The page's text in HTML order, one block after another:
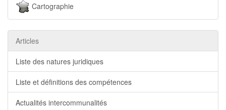
Cartographie
Articles
Liste des natures juridiques
Liste et définitions des compétences
Actualités intercommunalités